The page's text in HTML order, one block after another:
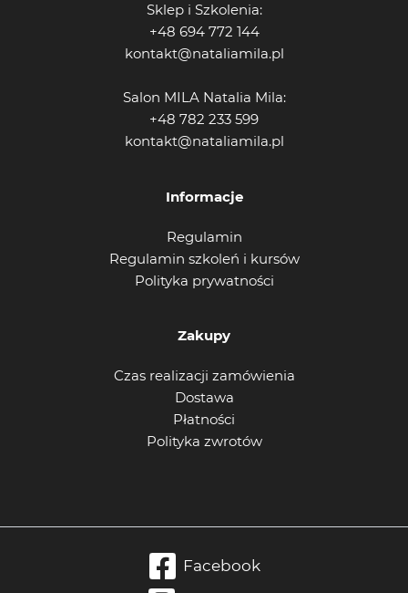
Sklep i Szkolenia:
+48 694 772 144
kontakt@nataliamila.pl
Salon MILA Natalia Mila:
+48 782 233 599
kontakt@nataliamila.pl
Informacje
Regulamin
Regulamin szkoleń i kursów
Polityka prywatności
Zakupy
Czas realizacji zamówienia
Dostawa
Płatności
Polityka zwrotów
Facebook